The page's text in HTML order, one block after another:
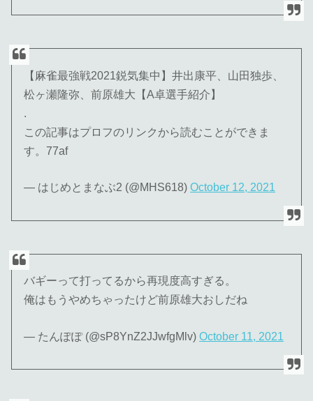
【麻雀最強戦2021鋭気集中】井出康平、山田独歩、
松ヶ瀬隆弥、前原雄大【A卓選手紹介】
.
この記事はプロフのリンクから読むことができま
す。77af
— はじめとまなぶ2 (@MHS618)October 12, 2021
バギーって打ってるから再現度高すぎる。
俺はもうやめちゃったけど前原雄大おしだね
— たんぽぽ (@sP8YnZ2JJwfgMlv)October 11, 2021